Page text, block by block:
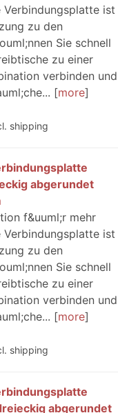
Verbindungsplatte ist
zu den
Sie schnell
zu einer
verbinden und
more
shipping
abgerundet
f&uuml;r mehr
Verbindungsplatte ist
zu den
Sie schnell
zu einer
verbinden und
more
shipping
abgerundet